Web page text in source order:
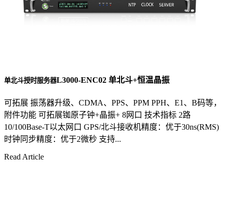
单北斗授时服务器L3000-ENC02 单北斗+恒温晶振
可拓展 振荡器升级、CDMA、PPS、PPM PPH、E1、B码等，
附件功能 可拓展铷原子钟+晶振+ 8网口 技术指标 2路
10/100Base-T以太网口 GPS/北斗接收机精度：优于30ns(RMS)
时钟同步精度：优于2微秒 支持...
Read Article